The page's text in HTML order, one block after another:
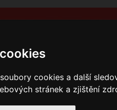
cookies a další
stránek a zjištění